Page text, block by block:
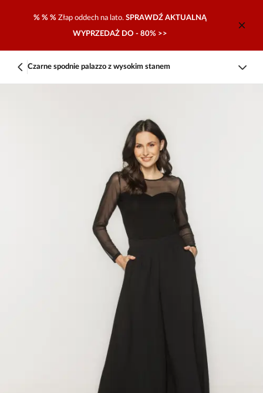
% % % Złap oddech na lato. SPRAWDŹ AKTUALNĄ
WYPRZEDAŻ DO - 80% >>
Czarne spodnie palazzo z wysokim stanem